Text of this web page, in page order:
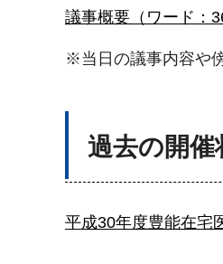
議事概要（ワード：
※当日の議事内容や
過去の開
平成30年度豊能在宅